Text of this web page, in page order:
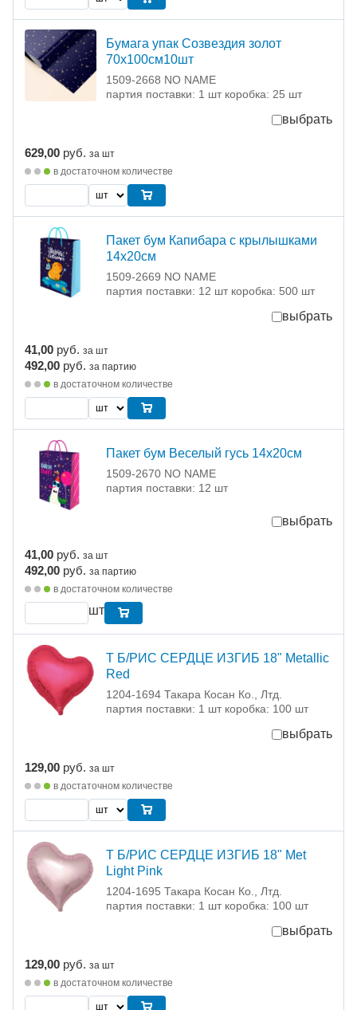
Бумага упак Созвездия золот
70х100см10шт
1509-2668 NO NAME
партия поставки: 1 шт коробка: 25 шт
выбрать
629,00 руб. за шт
в достаточном количестве
Пакет бум Капибара с крылышками
14х20см
1509-2669 NO NAME
партия поставки: 12 шт коробка: 500 шт
выбрать
41,00 руб. за шт
492,00 руб. за партию
в достаточном количестве
Пакет бум Веселый гусь 14х20см
1509-2670 NO NAME
партия поставки: 12 шт
выбрать
41,00 руб. за шт
492,00 руб. за партию
в достаточном количестве
шт
Т Б/РИС СЕРДЦЕ ИЗГИБ 18" Metallic
Red
1204-1694 Такара Косан Ко., Лтд.
партия поставки: 1 шт коробка: 100 шт
выбрать
129,00 руб. за шт
в достаточном количестве
Т Б/РИС СЕРДЦЕ ИЗГИБ 18" Met
Light Pink
1204-1695 Такара Косан Ко., Лтд.
партия поставки: 1 шт коробка: 100 шт
выбрать
129,00 руб. за шт
в достаточном количестве